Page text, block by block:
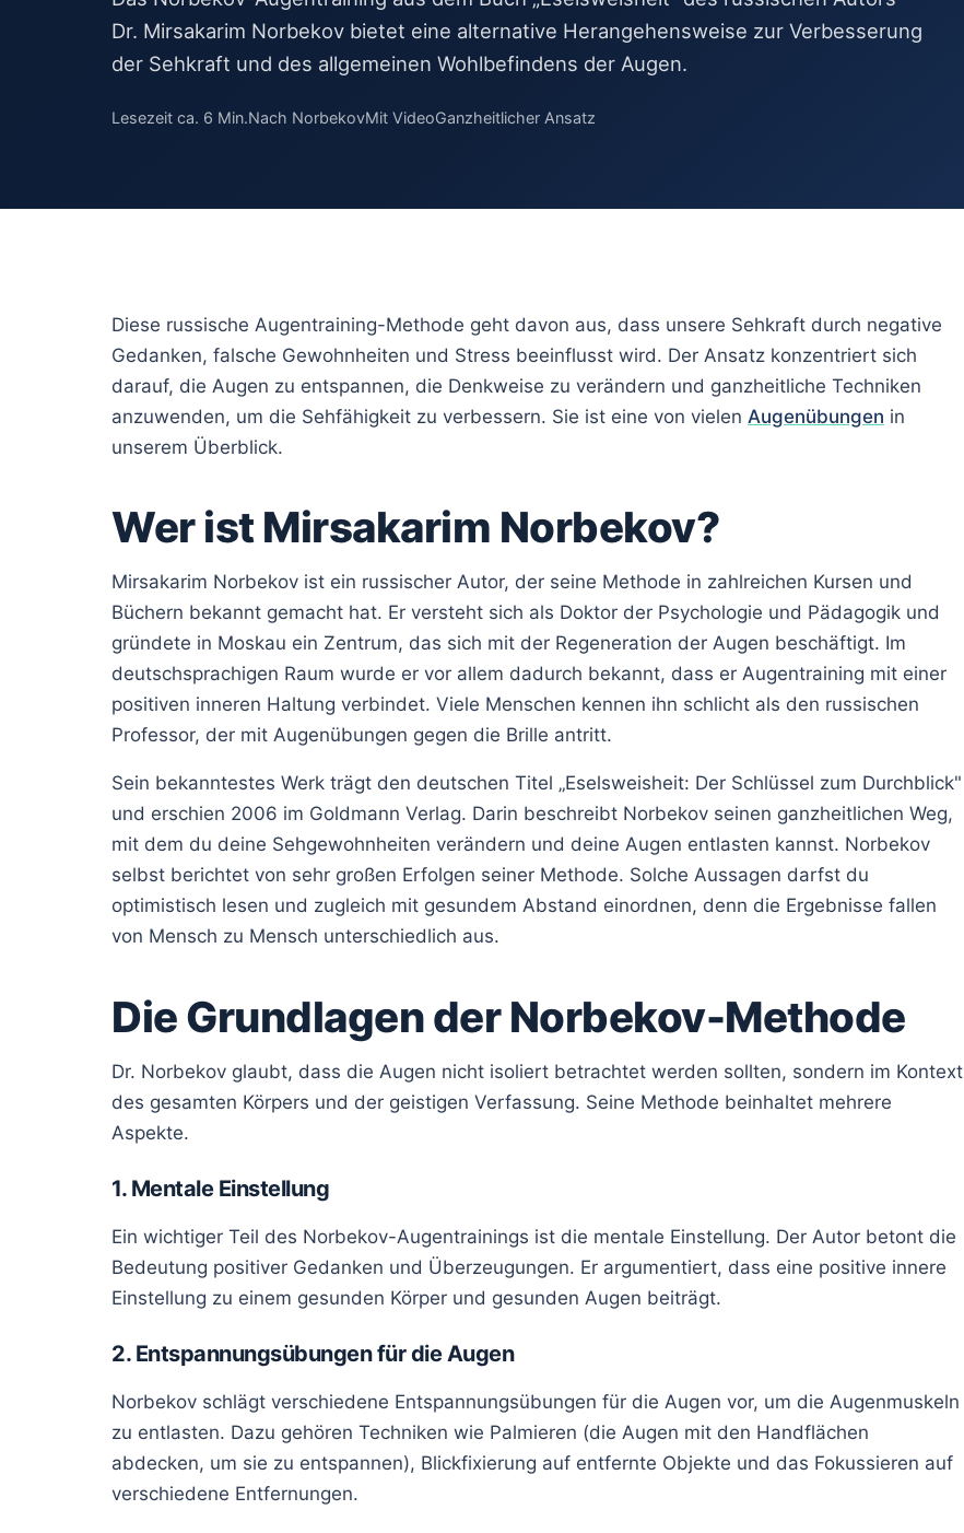
Rasterbrille
Trockene Augen
Doppelbilder
Dr. Mirsakarim Norbekov bietet eine alternative Herangehensweise zur Verbesserung
der Sehkraft und des allgemeinen Wohlbefindens der Augen.
Lesezeit ca. 6 Min.Nach NorbekovMit VideoGanzheitlicher Ansatz
Diese russische Augentraining-Methode geht davon aus, dass unsere Sehkraft durch negative
Gedanken, falsche Gewohnheiten und Stress beeinflusst wird. Der Ansatz konzentriert sich
darauf, die Augen zu entspannen, die Denkweise zu verändern und ganzheitliche Techniken
anzuwenden, um die Sehfähigkeit zu verbessern. Sie ist eine von vielen Augenübungen in
unserem Überblick.
Wer ist Mirsakarim Norbekov?
Mirsakarim Norbekov ist ein russischer Autor, der seine Methode in zahlreichen Kursen und
Büchern bekannt gemacht hat. Er versteht sich als Doktor der Psychologie und Pädagogik und
gründete in Moskau ein Zentrum, das sich mit der Regeneration der Augen beschäftigt. Im
deutschsprachigen Raum wurde er vor allem dadurch bekannt, dass er Augentraining mit einer
positiven inneren Haltung verbindet. Viele Menschen kennen ihn schlicht als den russischen
Professor, der mit Augenübungen gegen die Brille antritt.
Sein bekanntestes Werk trägt den deutschen Titel „Eselsweisheit: Der Schlüssel zum Durchblick"
und erschien 2006 im Goldmann Verlag. Darin beschreibt Norbekov seinen ganzheitlichen Weg,
mit dem du deine Sehgewohnheiten verändern und deine Augen entlasten kannst. Norbekov
selbst berichtet von sehr großen Erfolgen seiner Methode. Solche Aussagen darfst du
optimistisch lesen und zugleich mit gesundem Abstand einordnen, denn die Ergebnisse fallen
von Mensch zu Mensch unterschiedlich aus.
Die Grundlagen der Norbekov-Methode
Dr. Norbekov glaubt, dass die Augen nicht isoliert betrachtet werden sollten, sondern im Kontext
des gesamten Körpers und der geistigen Verfassung. Seine Methode beinhaltet mehrere
Aspekte.
1. Mentale Einstellung
Ein wichtiger Teil des Norbekov-Augentrainings ist die mentale Einstellung. Der Autor betont die
Bedeutung positiver Gedanken und Überzeugungen. Er argumentiert, dass eine positive innere
Einstellung zu einem gesunden Körper und gesunden Augen beiträgt.
2. Entspannungsübungen für die Augen
Norbekov schlägt verschiedene Entspannungsübungen für die Augen vor, um die Augenmuskeln
zu entlasten. Dazu gehören Techniken wie Palmieren (die Augen mit den Handflächen
abdecken, um sie zu entspannen), Blickfixierung auf entfernte Objekte und das Fokussieren auf
verschiedene Entfernungen.